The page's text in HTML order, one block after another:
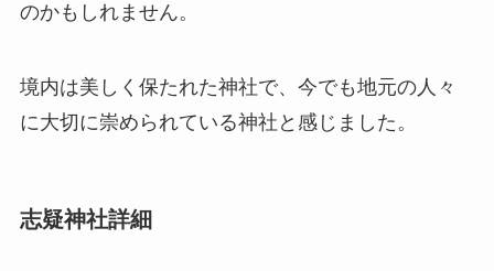
のかもしれません。
境内は美しく保たれた神社で、今でも地元の人々
に大切に崇められている神社と感じました。
志疑神社詳細